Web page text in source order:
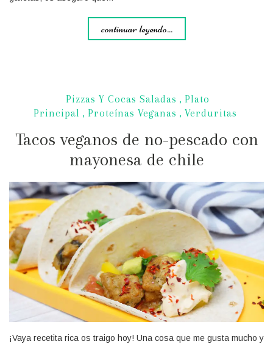
continuar leyendo...
Pizzas Y Cocas Saladas , Plato
Principal , Proteínas Veganas , Verduritas
Tacos veganos de no-pescado con
mayonesa de chile
¡Vaya recetita rica os traigo hoy! Una cosa que me gusta mucho y
¡Recibe las nuevas recetas
directamente en tu e-mail!